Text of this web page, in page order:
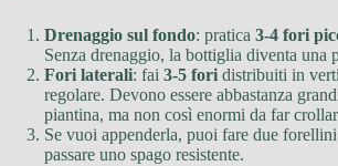
Drenaggio sul fondo: pratica 3-4 fori
Senza drenaggio, la bottiglia diventa una
Fori laterali: fai 3-5 fori distribuiti in
regolare. Devono essere abbastanza
piantina, ma non così enormi da far
Se vuoi appenderla, puoi fare due
passare uno spago resistente.